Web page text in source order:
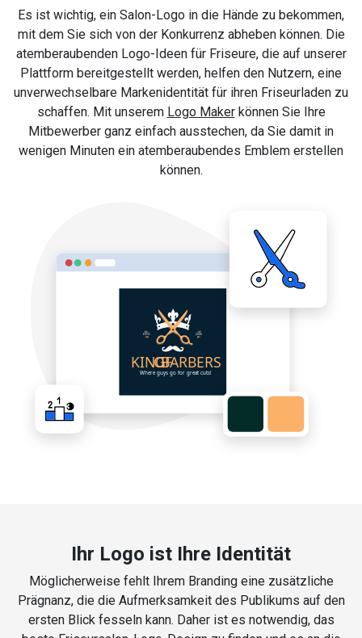
Es ist wichtig, ein Salon-Logo in die Hände zu bekommen,
mit dem Sie sich von der Konkurrenz abheben können. Die
atemberaubenden Logo-Ideen für Friseure, die auf unserer
Plattform bereitgestellt werden, helfen den Nutzern, eine
unverwechselbare Markenidentität für ihren Friseurladen zu
schaffen. Mit unserem Logo Makerkönnen Sie Ihre
Mitbewerber ganz einfach ausstechen, da Sie damit in
wenigen Minuten ein atemberaubendes Emblem erstellen
können.
Ihr Logo ist Ihre Identität
Möglicherweise fehlt Ihrem Branding eine zusätzliche
Prägnanz, die die Aufmerksamkeit des Publikums auf den
ersten Blick fesseln kann. Daher ist es notwendig, das